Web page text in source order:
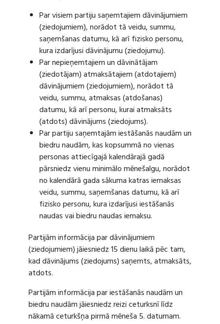
Par visiem partiju saņemtajiem dāvinājumiem
(ziedojumiem), norādot tā veidu, summu,
saņemšanas datumu, kā arī fizisko personu,
kura izdarījusi dāvinājumu (ziedojumu).
Par nepieņemtajiem un dāvinātājam
(ziedotājam) atmaksātajiem (atdotajiem)
dāvinājumiem (ziedojumiem), norādot tā
veidu, summu, atmaksas (atdošanas)
datumu, kā arī personu, kurai atmaksāts
(atdots) dāvinājums (ziedojums).
Par partiju saņemtajām iestāšanās naudām un
biedru naudām, kas kopsummā no vienas
personas attiecīgajā kalendārajā gadā
pārsniedz vienu minimālo mēnešalgu, norādot
no kalendārā gada sākuma katras iemaksas
veidu, summu, saņemšanas datumu, kā arī
fizisko personu, kura izdarījusi iestāšanās
naudas vai biedru naudas iemaksu.
Partijām informācija par dāvinājumiem
(ziedojumiem) jāiesniedz 15 dienu laikā pēc tam,
kad dāvinājums (ziedojums) saņemts, atmaksāts,
atdots.
Partijām informācija par iestāšanās naudām un
biedru naudām jāiesniedz reizi ceturksnī līdz
nākamā ceturkšņa pirmā mēneša 5. datumam.